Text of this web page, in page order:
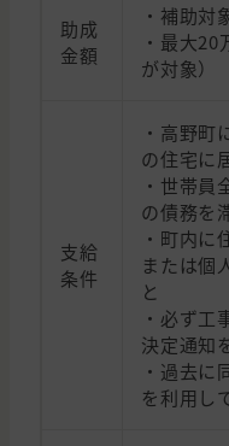
助成
金額
・補助対
・最大
が対象）
支給
条件
・高野町
の住宅に
・世帯員
の債務を
・町内に
または個
と
・必ず工
決定通知
・過去に
を利用し